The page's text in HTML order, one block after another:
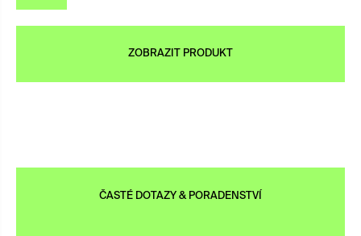
ZOBRAZIT PRODUKT
ČASTÉ DOTAZY & PORADENSTVÍ